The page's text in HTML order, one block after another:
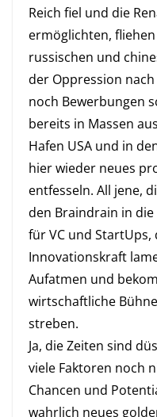
Reich fiel und die
ermöglichten,
russischen und
der Oppression
noch Bewerbungen
bereits in Massen
Hafen USA und in
hier wieder neues
entfesseln. All jene,
den Braindrain in die
für VC und StartUps,
Innovationskraft
Aufatmen und
wirtschaftliche
streben.
Ja, die Zeiten sind
viele Faktoren noch
Chancen und
wahrlich neues